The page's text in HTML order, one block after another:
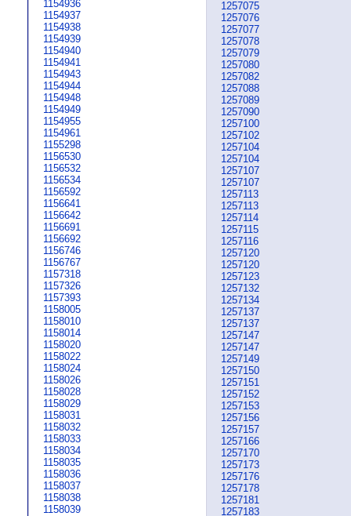
1154936
1154937
1154938
1154939
1154940
1154941
1154943
1154944
1154948
1154949
1154955
1154961
1155298
1156530
1156532
1156534
1156592
1156641
1156642
1156691
1156692
1156746
1156767
1157318
1157326
1157393
1158005
1158010
1158014
1158020
1158022
1158024
1158026
1158028
1158029
1158031
1158032
1158033
1158034
1158035
1158036
1158037
1158038
1158039
1257075
1257076
1257077
1257078
1257079
1257080
1257082
1257088
1257089
1257090
1257100
1257102
1257104
1257104
1257107
1257107
1257113
1257113
1257114
1257115
1257116
1257120
1257120
1257123
1257132
1257134
1257137
1257137
1257147
1257147
1257149
1257150
1257151
1257152
1257153
1257156
1257157
1257166
1257170
1257173
1257176
1257178
1257181
1257183